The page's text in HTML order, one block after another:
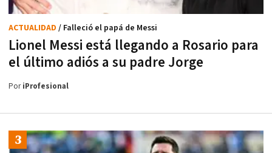
Lionel Messi está llegando a Rosario para
el último adiós a su padre Jorge
ACTUALIDAD / Falleció el papá de Messi
PoriProfesional